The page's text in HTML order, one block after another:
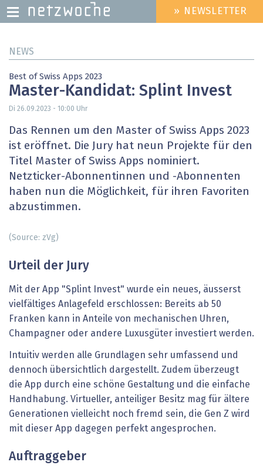
zum
HEADER
MENU
» NEWSLETTER
NEWS
Best of Swiss Apps 2023
Master-Kandidat: Splint Invest
Di 26.09.2023 - 10:00 Uhr
Das Rennen um den Master of Swiss Apps 2023
ist eröffnet. Die Jury hat neun Projekte für den
Titel Master of Swiss Apps nominiert.
Netzticker-Abonnentinnen und -Abonnenten
haben nun die Möglichkeit, für ihren Favoriten
abzustimmen.
(Source: zVg)
Urteil der Jury
Mit der App "Splint Invest" wurde ein neues, äusserst
vielfältiges Anlagefeld erschlossen: Bereits ab 50
Franken kann in Anteile von mechanischen Uhren,
Champagner oder andere Luxusgüter investiert werden.
Intuitiv werden alle Grundlagen sehr umfassend und
dennoch übersichtlich dargestellt. Zudem überzeugt
die App durch eine schöne Gestaltung und die einfache
Handhabung. Virtueller, anteiliger Besitz mag für ältere
Generationen vielleicht noch fremd sein, die Gen Z wird
mit dieser App dagegen perfekt angesprochen.
Auftraggeber